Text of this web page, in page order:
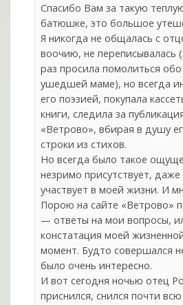
Спасибо Вам за такую
батюшке, это большое
Я никогда не общалась с
воочию, не переписывалась
раз просила помолиться
ушедшей маме), но всегда
его поэзией, покупала
книги, следила за
«Ветрово», вбирая в душу
строки из стихов.
Но всегда было такое
незримо присутствует,
участвует в моей жизни. И
Порою на сайте «Ветрово»
— ответы на мои вопросы,
констатация моей
момент. Будто совершался
было очень интересно.
И вот сегодня ночью отец
приснился, снился почти